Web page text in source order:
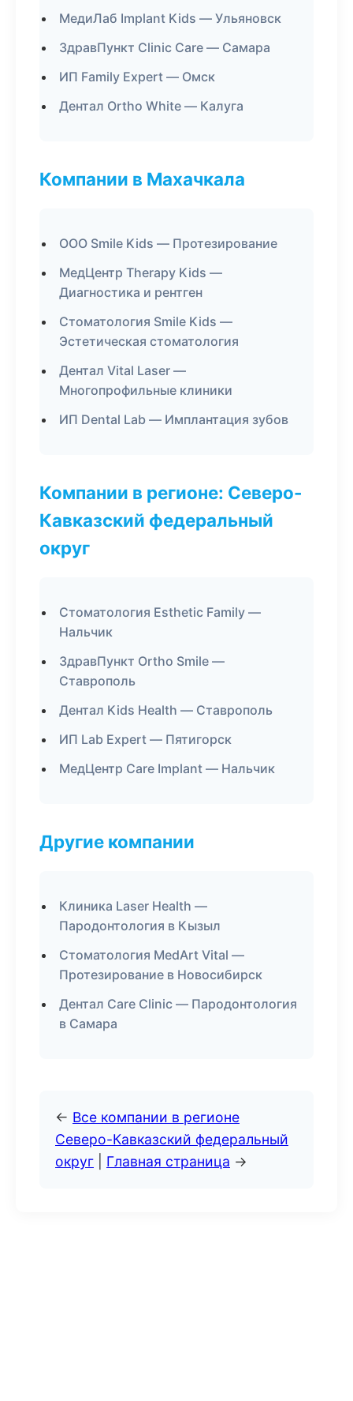
МедиЛаб Implant Kids — Ульяновск
ЗдравПункт Clinic Care — Самара
ИП Family Expert — Омск
Дентал Ortho White — Калуга
Компании в Махачкала
ООО Smile Kids — Протезирование
МедЦентр Therapy Kids —
Диагностика и рентген
Стоматология Smile Kids —
Эстетическая стоматология
Дентал Vital Laser —
Многопрофильные клиники
ИП Dental Lab — Имплантация зубов
Компании в регионе: Северо-
Кавказский федеральный
округ
Стоматология Esthetic Family —
Нальчик
ЗдравПункт Ortho Smile —
Ставрополь
Дентал Kids Health — Ставрополь
ИП Lab Expert — Пятигорск
МедЦентр Care Implant — Нальчик
Другие компании
Клиника Laser Health —
Пародонтология в Кызыл
Стоматология MedArt Vital —
Протезирование в Новосибирск
Дентал Care Clinic — Пародонтология
в Самара
← Все компании в регионе
Северо-Кавказский федеральный
округ
Главная страница →